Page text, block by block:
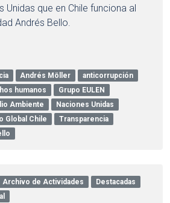
Unidas que en Chile funciona al
Andrés Bello.
Andrés Möller
anticorrupción
humanos
Grupo EULEN
Ambiente
Naciones Unidas
Global Chile
Transparencia
Archivo de Actividades
Destacadas